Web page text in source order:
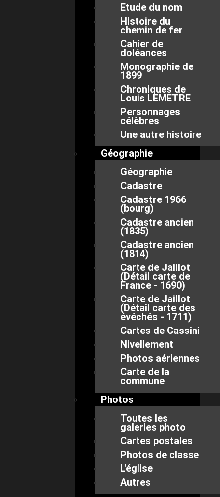
Etude du nom
Histoire du
chemin de fer
Cahier de
doléances
Monographie de
1899
Chroniques de
Louis LEMETRE
Personnages
célèbres
Une autre histoire
Géographie
Géographie
Cadastre
Cadastre 1966
(bourg)
Cadastre ancien
(1835)
Cadastre ancien
(1814)
Carte de Jaillot
(Détail carte de
France - 1690)
Carte de Jaillot
(Détail carte des
évéchés - 1711)
Cartes de Cassini
Nivellement
Photos aériennes
Carte de la
commune
Photos
Toutes les
galeries photo
Cartes postales
Photos de classe
L'église
Autres